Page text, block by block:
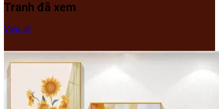
Tranh đã xem
View all